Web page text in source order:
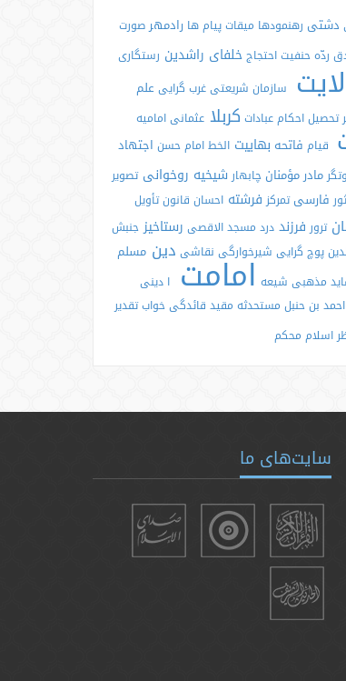
دشتی رهنمودها میقاتپیام ها رادمهر صورت
ردّهحنفیتاحتجاجخلفای راشدین رستگاری
سازمان شریعتیغرب گرایی علم
تحصیلاحکام عبادات کربلا عثمانیامامیه
قیام فاتحه بهاییت الخطامام حسن اجتهاد
مادر مؤمنان چابهار شیخیه روخوانیتصویر
فارسیتمرکز فرشته احسان قانونتأویل
ترور فرزند درد مسجد الاقصی رستاخیز جنبش
پوچ گرایی شیرخوارگی نقاشی دین مسلم
مذهبی شیعهامامت ا دینی
احمد بن حنبل مستحدثه مقید قائدگیخوابتقدیر
اسلام محکم
سایت‌های ما